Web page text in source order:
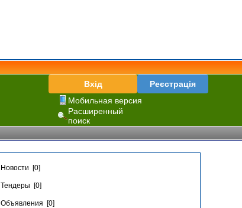
Вхід
Реєстрація
Мобильная версия
Расширенный
поиск
Новости [0]
Тендеры [0]
Объявления [0]